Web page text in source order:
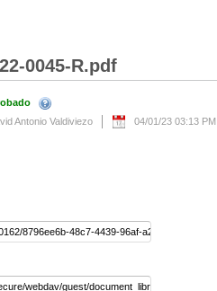
0045-R.pdf
Antonio Valdiviezo
04/01/23 03:13 PM